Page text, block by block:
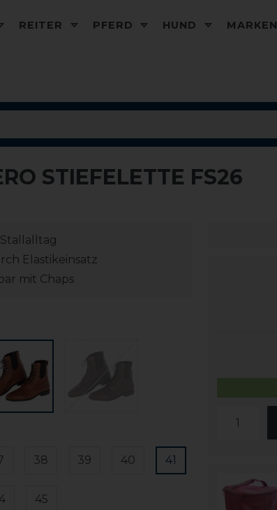
REITER PFERD HUND MARKEN
STIEFELETTE FS26
Elastikeinsatz
mit Chaps
38 39 40 41
45